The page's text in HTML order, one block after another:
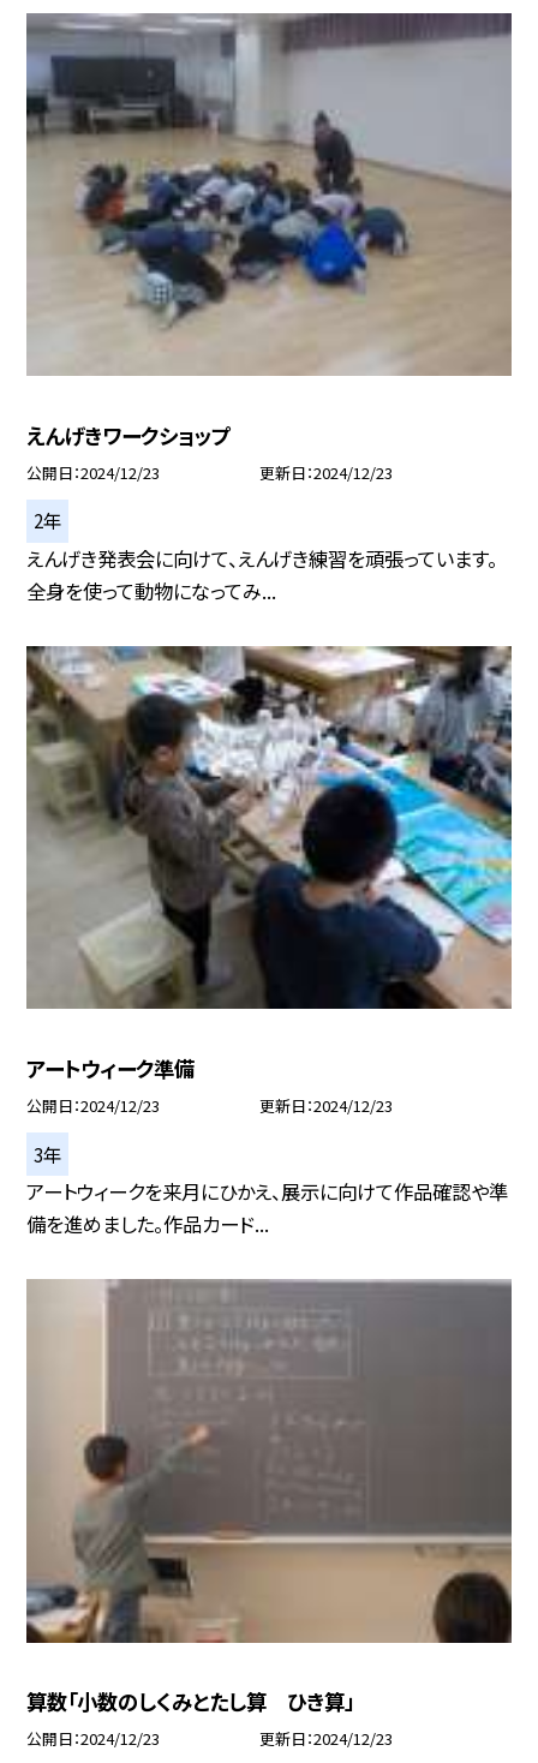
えんげきワークショップ
公開日 2024/12/23 更新日 2024/12/23
2年
えんげき発表会に向けて、えんげき練習を頑張っています。
全身を使って動物になってみ...
アートウィーク準備
公開日 2024/12/23 更新日 2024/12/23
3年
アートウィークを来月にひかえ、展示に向けて作品確認や準
備を進めました。作品カード...
算数「小数のしくみとたし算 ひき算」
公開日 2024/12/23 更新日 2024/12/23